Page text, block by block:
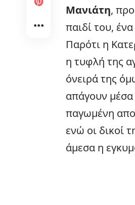
Μανιάτη,
παιδί του,
Παρότι η
η τυφλή της
όνειρά της
απάγουν μέσα
παγωμένη
ενώ οι δικοί
άμεσα η